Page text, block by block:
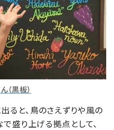
（黒板）
ると、鳥のさえずりや風の
盛り上げる拠点として、